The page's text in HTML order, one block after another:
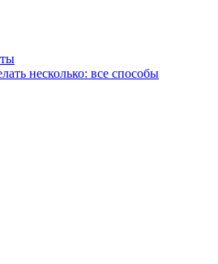
несколько: все способы